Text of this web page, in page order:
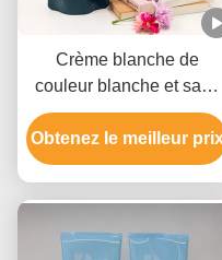
Crème blanche de
couleur blanche et sans
cruauté, blanchisseur de
chaleur pour tous les
types de cheveux
Obtenez le meilleur